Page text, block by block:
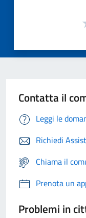
Contatta il
Leggi le
Richiedi
Chiama il
Prenota un
Problemi in